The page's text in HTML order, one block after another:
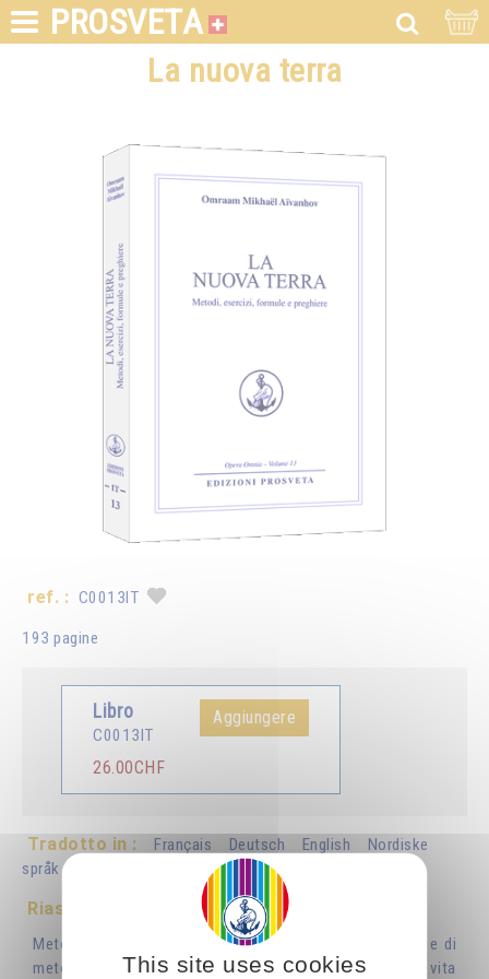
PROSVETA
La nuova terra
ref. : C0013IT
193 pagine
Libro
C0013IT
26.00CHF
Aggiungere
Tradotto in : Français Deutsch English
Nordiske
språk
Português Nederlands
Riassunto
Metodi, esercizi, formule, preghiere. Raccolta di esercizi e di
metodi semplici ed efficaci, riguardanti il rapporto con la vita
This site uses cookies